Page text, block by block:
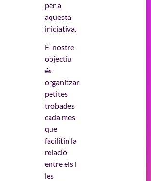
per a
aquesta
iniciativa.
El nostre
objectiu
és
organitzar
petites
trobades
cada mes
que
facilitin la
relació
entre els i
les